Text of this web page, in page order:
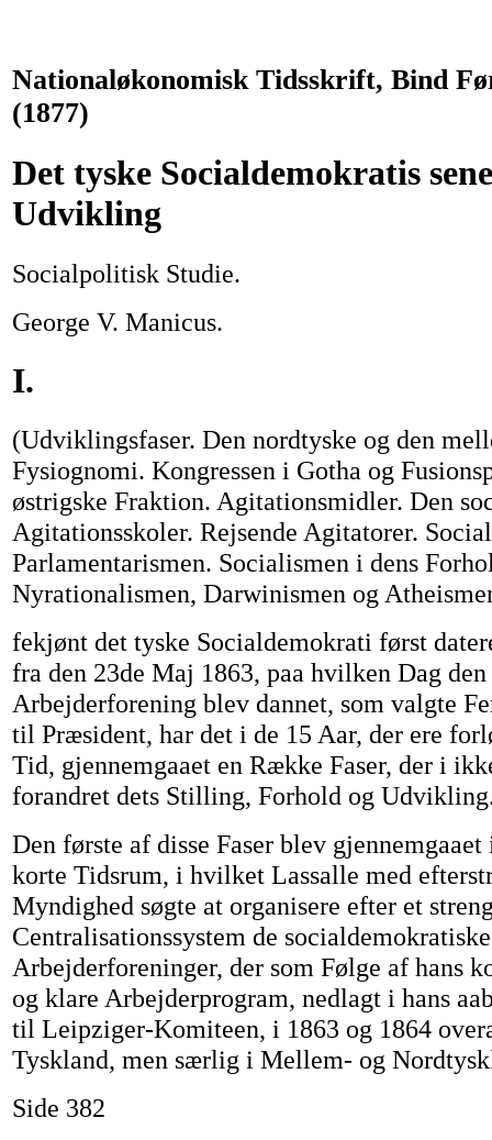
Nationaløkonomisk Tidsskrift, Bind
(1877)
Det tyske Socialdemokratis
Udvikling
Socialpolitisk Studie.
George V. Manicus.
I.
(Udviklingsfaser. Den nordtyske og den
Fysiognomi. Kongressen i Gotha og
østrigske Fraktion. Agitationsmidler. Den
Agitationsskoler. Rejsende Agitatorer.
Parlamentarismen. Socialismen i dens
Nyrationalismen, Darwinismen og
fekjønt det tyske Socialdemokrati først
fra den 23de Maj 1863, paa hvilken Dag
Arbejderforening blev dannet, som valgte
til Præsident, har det i de 15 Aar, der ere
Tid, gjennemgaaet en Række Faser, der i
forandret dets Stilling, Forhold og
Den første af disse Faser blev
korte Tidsrum, i hvilket Lassalle med
Myndighed søgte at organisere efter et
Centralisationssystem de socialdemokratiske
Arbejderforeninger, der som Følge af hans
og klare Arbejderprogram, nedlagt i hans
til Leipziger-Komiteen, i 1863 og 1864
Tyskland, men særlig i Mellem- og
Side 382